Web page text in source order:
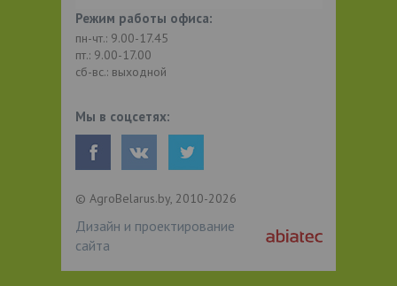
Режим работы офиса:
пн-чт.: 9.00-17.45
пт.: 9.00-17.00
сб-вс.: выходной
Мы в соцсетях:
© AgroBelarus.by, 2010-2026
Дизайн и проектирование
сайта